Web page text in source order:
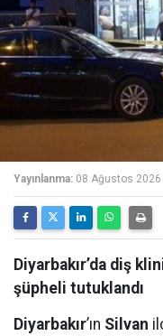
Yayınlanma: 08 Ağustos
Diyarbakır’da diş
şüpheli tutuklandı
Diyarbakır’ın Silvan